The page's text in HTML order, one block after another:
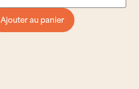
Ajouter au panier